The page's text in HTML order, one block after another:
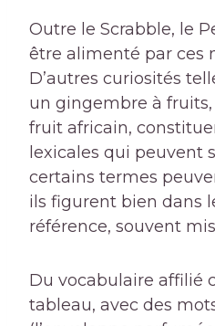
Outre le Scrabble, le
être alimenté par ces
D’autres curiosités
un gingembre à fruits,
fruit africain,
lexicales qui peuvent
certains termes
ils figurent bien dans
référence, souvent
Du vocabulaire affilié
tableau, avec des